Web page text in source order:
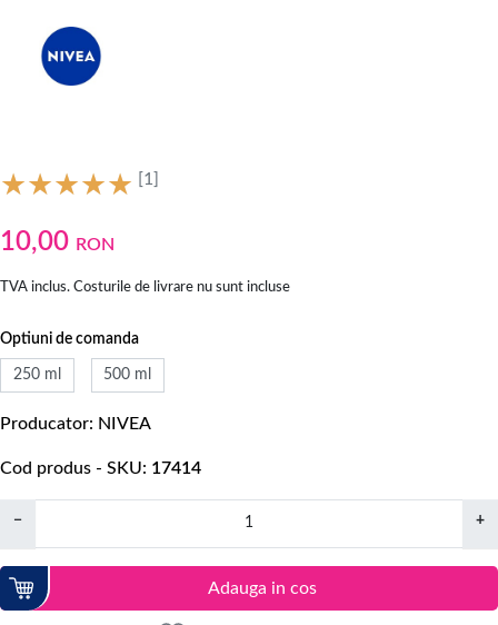
[1]
10,00 RON
TVA inclus. Costurile de livrare nu sunt incluse
Optiuni de comanda
250 ml 500 ml
Producator NIVEA
Cod produs - SKU 17414
− +
Adauga in cos